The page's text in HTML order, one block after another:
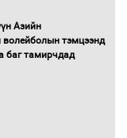
Азийн
волейболын тэмцээнд
баг тамирчдад